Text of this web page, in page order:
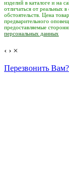
изделий в каталоге и на
отличаться от реальных
обстоятельств. Цена
предварительного
предоставляемые
персональных данных
‹ › ×
Перезвонить Вам?